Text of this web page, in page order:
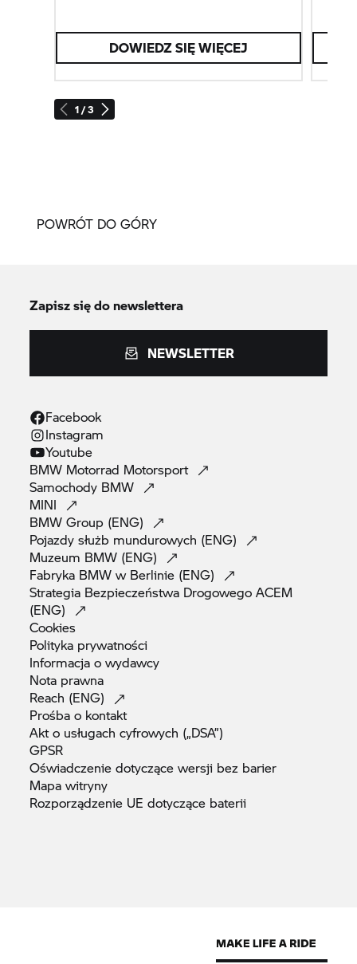
1 / 3
DOWIEDZ SIĘ WIĘCEJ
POWRÓT DO GÓRY
Zapisz się do newslettera
NEWSLETTER
Facebook
Instagram
Youtube
BMW Motorrad Motorsport
Samochody BMW
MINI
BMW Group (ENG)
Pojazdy służb mundurowych (ENG)
Muzeum BMW (ENG)
Fabryka BMW w Berlinie (ENG)
Strategia Bezpieczeństwa Drogowego ACEM
(ENG)
Cookies
Polityka prywatności
Informacja owydawcy
Nota prawna
Reach (ENG)
Prośba o kontakt
Akt o usługach cyfrowych („DSA”)
GPSR
Oświadczenie dotyczące wersji bez barier
Mapawitryny
Rozporządzenie UE dotyczące baterii